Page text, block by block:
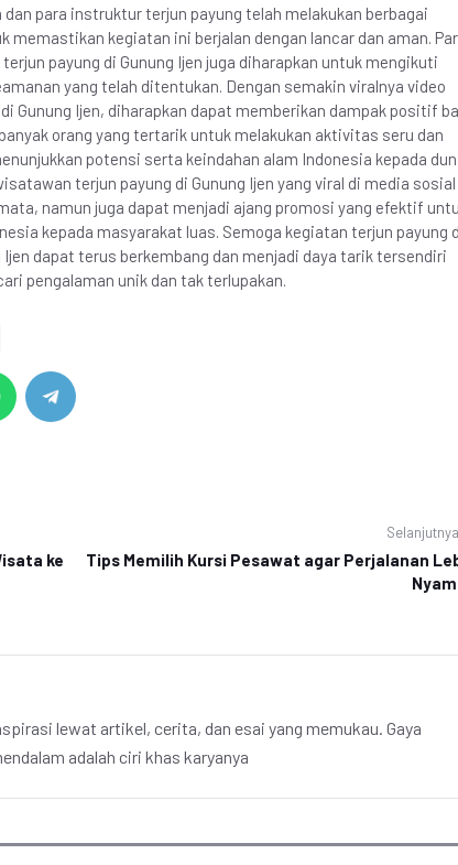
para instruktur terjun payung telah melakukan berbagai
memastikan kegiatan ini berjalan dengan lancar dan aman.
payung di Gunung Ijen juga diharapkan untuk mengikuti
yang telah ditentukan. Dengan semakin viralnya video
Gunung Ijen, diharapkan dapat memberikan dampak positif
orang yang tertarik untuk melakukan aktivitas seru dan
potensi serta keindahan alam Indonesia kepada
terjun payung di Gunung Ijen yang viral di media sosial
namun juga dapat menjadi ajang promosi yang efektif
kepada masyarakat luas. Semoga kegiatan terjun payung
dapat terus berkembang dan menjadi daya tarik tersendiri
pengalaman unik dan tak terlupakan.
ke
Selanjutnya
Tips Memilih Kursi Pesawat agar Perjalanan
lewat artikel, cerita, dan esai yang memukau. Gaya
adalah ciri khas karyanya